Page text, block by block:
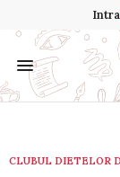
Intra
CLUBUL DIETELOR